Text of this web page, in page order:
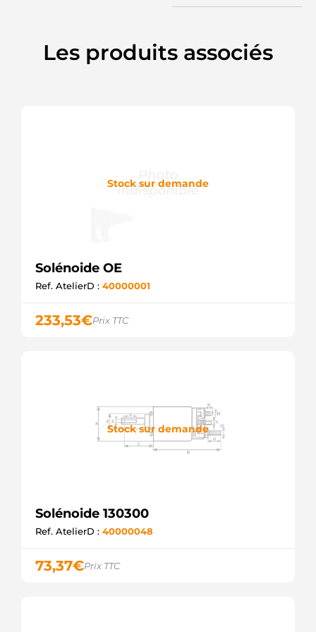
WOODAUTO
SOL5106
ELECTROLOG
Les produits associés
Stock sur demande
Solénoide OE
Ref. AtelierD : 40000001
233,53€Prix TTC
Stock sur demande
Solénoide 130300
Ref. AtelierD : 40000048
73,37€Prix TTC